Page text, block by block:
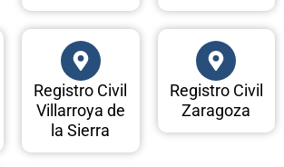
Registro Civil
Villarroya de
la Sierra
Registro Civil
Zaragoza